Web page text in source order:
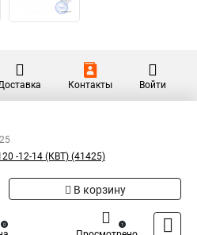
Контакты Войти
-12-14 (КВТ) (41425)
В корзину
0 1